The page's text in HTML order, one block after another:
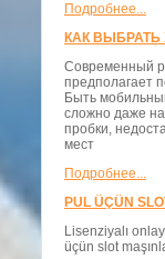
Подробнее...
КАК
Современный
предполагает
Быть
сложно даже
пробки,
мест
Подробнее...
PUL ÜÇÜN
Lisenziyalı
üçün slot